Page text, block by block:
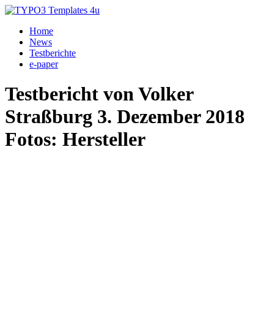
Home
News
Testberichte
e-paper
Testbericht von Volker
Straßburg 3. Dezember 2018
Fotos: Hersteller